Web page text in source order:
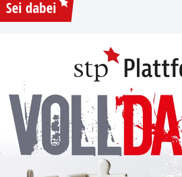
Sei dabei